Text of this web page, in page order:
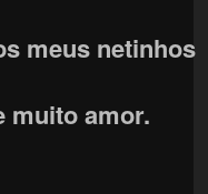
meus netinhos
muito amor.